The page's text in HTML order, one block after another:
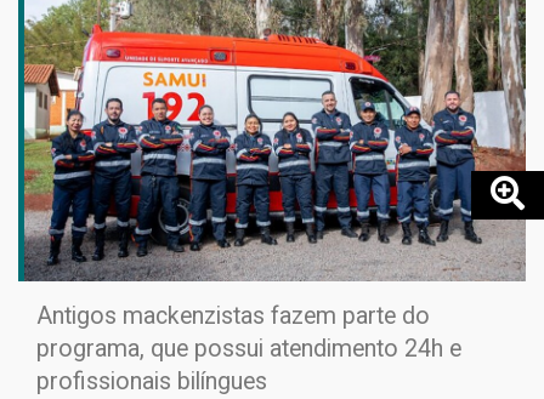
Antigos mackenzistas fazem parte do
programa, que possui atendimento 24h e
profissionais bilíngues